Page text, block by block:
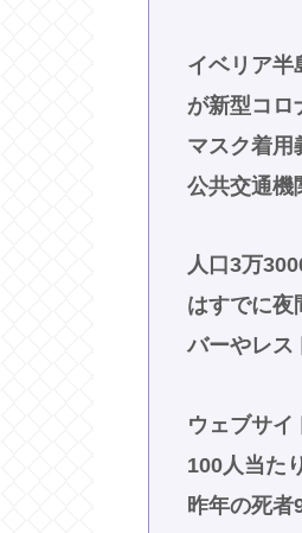
イベリア半
が新型コロ
マスク着用
公共交通機
人口3万
はすでに夜
バーやレス
ウェブサ
100人当た
昨年の死者